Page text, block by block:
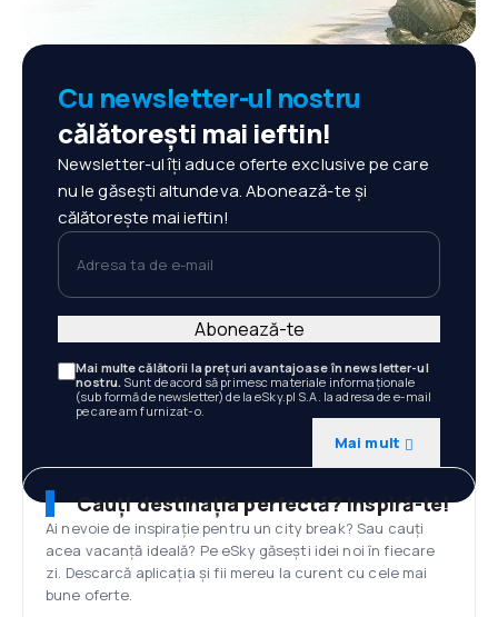
Cu newsletter-ul nostru
călătorești mai ieftin!
Newsletter-ul îți aduce oferte exclusive pe care
nu le găsești altundeva. Abonează-te și
călătorește mai ieftin!
Adresa ta de e-mail
Mai multe călătorii la prețuri avantajoase în newsletter-ul
nostru. Sunt de acord să primesc materiale informaționale
(sub formă de newsletter) de la eSky.pl S.A. la adresa de e-mail
pe care am furnizat-o.
Mai mult
Abonează-te
Cauți destinația perfectă? Inspiră-te!
Ai nevoie de inspirație pentru un city break? Sau cauți
acea vacanță ideală? Pe eSky găsești idei noi în fiecare
zi. Descarcă aplicația și fii mereu la curent cu cele mai
bune oferte.